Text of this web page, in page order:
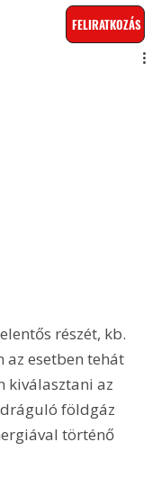
FELIRATKOZÁS
részét, kb.
az esetben tehát
kiválasztani az
földgáz
történő